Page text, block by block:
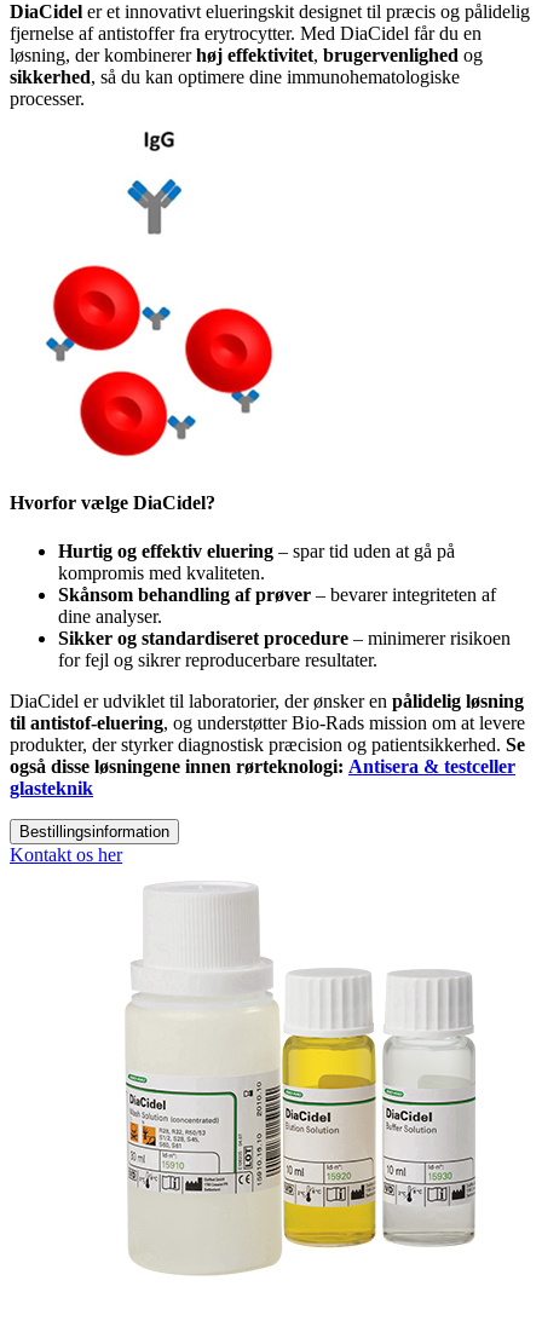
DiaCidel er et innovativt elueringskit designet til præcis og pålidelig
fjernelse af antistoffer fra erytrocytter. Med DiaCidel får du en
løsning, der kombinererhøj effektivitet, brugervenlighed og
sikkerhed, så du kan optimere dine immunohematologiske
processer.
Hvorfor vælge DiaCidel?
Hurtig og effektiv eluering – spar tid uden at gå på
kompromis med kvaliteten.
Skånsom behandling af prøver – bevarer integriteten af
dine analyser.
Sikker og standardiseret procedure – minimerer risikoen
for fejl og sikrer reproducerbare resultater.
DiaCidel er udviklet til laboratorier, der ønsker en pålidelig løsning
til antistof-eluering, og understøtter Bio-Rads mission om at levere
produkter, der styrker diagnostisk præcision og patientsikkerhed. Se
også disse løsningene innen rørteknologi: Antisera & testceller
glasteknik
Bestillingsinformation
Kontakt os her